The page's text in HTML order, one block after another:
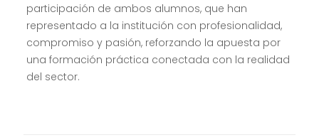
participación de ambos alumnos, que han
representado a la institución con profesionalidad,
compromiso y pasión, reforzando la apuesta por
una formación práctica conectada con la realidad
del sector.